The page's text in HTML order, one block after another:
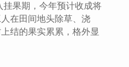
果期，今年预计收成将
在田间地头除草、浇
结的果实累累，格外显